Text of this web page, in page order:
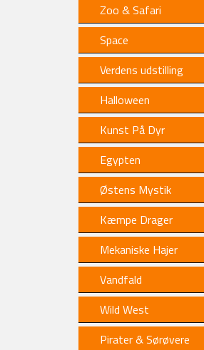
Zoo & Safari
Space
Verdens udstilling
Halloween
Kunst På Dyr
Egypten
Østens Mystik
Kæmpe Drager
Mekaniske Hajer
Vandfald
Wild West
Pirater & Sørøvere